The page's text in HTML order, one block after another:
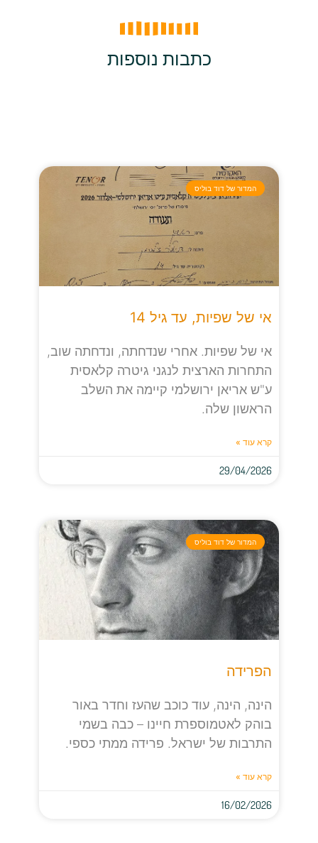
כתבות נוספות
המדור של דוד בוליס
אי של שפיות, עד גיל 14
אי של שפיות. אחרי שנדחתה, ונדחתה שוב,
התחרות הארצית לנגני גיטרה קלאסית
ע"ש אריאן ירושלמי קיימה את השלב
הראשון שלה.
קרא עוד »
29/04/2026
המדור של דוד בוליס
הפרידה
הינה, הינה, עוד כוכב שהעז וחדר באור
בוהק לאטמוספרת חיינו – כבה בשמי
התרבות של ישראל. פרידה ממתי כספי.
קרא עוד »
16/02/2026